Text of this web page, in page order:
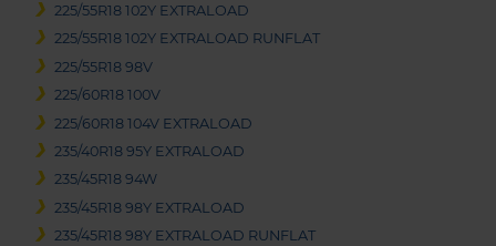
225/55R18 102Y EXTRALOAD
225/55R18 102Y EXTRALOAD RUNFLAT
225/55R18 98V
225/60R18 100V
225/60R18 104V EXTRALOAD
235/40R18 95Y EXTRALOAD
235/45R18 94W
235/45R18 98Y EXTRALOAD
235/45R18 98Y EXTRALOAD RUNFLAT